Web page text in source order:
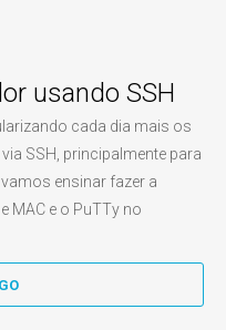
usando SSH
cada dia mais os
SSH, principalmente para
ensinar fazer a
MAC e o PuTTy no